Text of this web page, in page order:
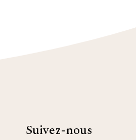
Suivez-nous